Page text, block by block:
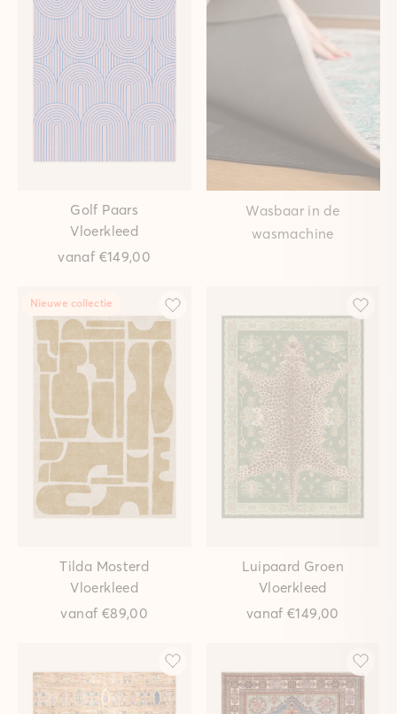
Golf Paars
Vloerkleed
vanaf €149,00
Wasbaar in de
wasmachine
Nieuwe collectie
Tilda Mosterd
Vloerkleed
vanaf €89,00
Luipaard Groen
Vloerkleed
vanaf€149,00